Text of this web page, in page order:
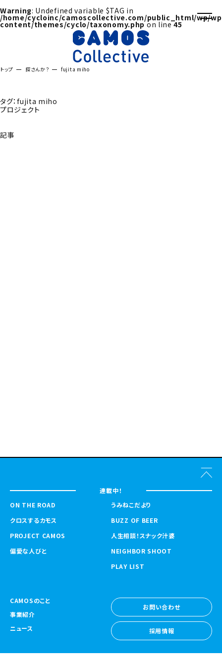
Warning: Undefined variable $TAG in
/home/cycloinc/camoscollective.com/public_html/wp/
content/themes/cyclo/taxonomy.phpon line45
トップ 探さんか？ fujita miho
タグ：fujita miho
プロジェクト
記事
連載中！
ON THE ROAD
クロスするカモス
PROJECT CAMOS
偏愛な人びと
うみねこだより
BUZZ OF BEER
人生相談！スナック汁婆
NEIGHBOR SHOOT
PLAY LIST
CAMOSのこと
事業紹介
ニュース
お問い合わせ
お問い合わせ
採用情報